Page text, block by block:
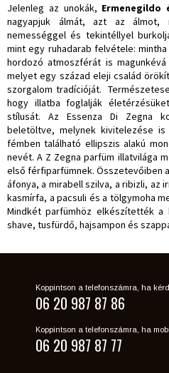
Jelenleg az unokák, Ermenegildo
nagyapjuk álmát, azt az álmot,
nemességgel és tekintéllyel
mint egy ruhadarab felvétele:
hordozó atmoszférát is
melyet egy század eleji család
szorgalom tradícióját.
hogy illatba foglalják
stílusát. Az Essenza Di Zegna
beletöltve, melynek kivitelezése
fémben található ellipszis alakú
nevét. A Z Zegna parfüm illatvilága
első férfiparfümnek. Összetevőiben
áfonya, a mirabell szilva, a ribizli, az
kasmírfa, a pacsuli és a tölgymoha
Mindkét parfümhöz elkészítették
shave, tusfürdő, hajsampon és
Koppintson a telefonszámra, ha
06 20 987 87 86
Koppintson a telefonszámra, ha
06 20 987 87 77